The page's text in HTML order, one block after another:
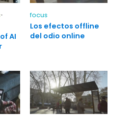
•
AI
focus
Los efectos offline
del odio online